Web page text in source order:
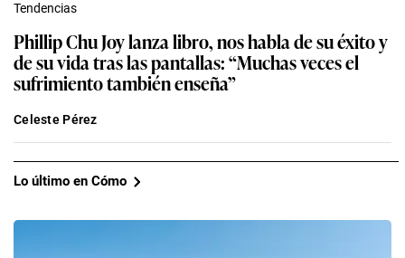
Tendencias
Phillip Chu Joy lanza libro, nos habla de su éxito y
de su vida tras las pantallas: “Muchas veces el
sufrimiento también enseña”
Celeste Pérez
Lo último en Cómo